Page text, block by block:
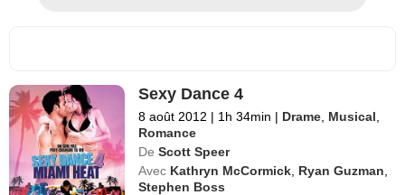
Sexy Dance 4
8 août 2012 | 1h 34min | Drame Musical
Romance
De Scott Speer
Avec Kathryn McCormick Ryan Guzman
Stephen Boss